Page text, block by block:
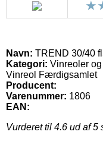
Navn: TREND 30/40
Kategori: Vinreoler
Vinreol Færdigsamlet
Producent:
Varenummer: 1806
EAN:
Vurderet til 4.6 ud af 5